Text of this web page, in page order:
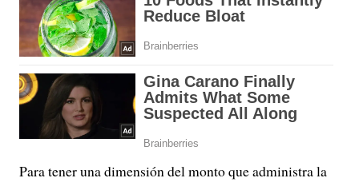
Para tener una dimensión del monto que administra la